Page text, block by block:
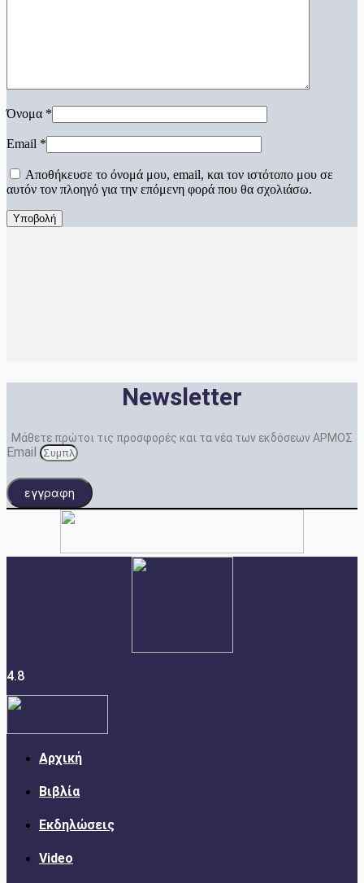
Όνομα *
Email *
Αποθήκευσε το όνομά μου, email, και τον ιστότοπο μου σε
αυτόν τον πλοηγό για την επόμενη φορά που θα σχολιάσω.
Newsletter
Μάθετε πρώτοι τις προσφορές και τα νέα των εκδόσεων ΑΡΜΟΣ
Email
εγγραφη
4.8
Αρχική
Βιβλία
Εκδηλώσεις
Video